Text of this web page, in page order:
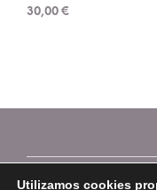
30,00 €
Utilizamos cookies